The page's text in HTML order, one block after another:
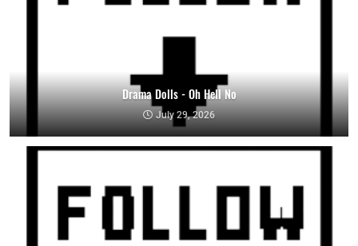
Drama Dolls - Oh Hell No
July 29, 2026